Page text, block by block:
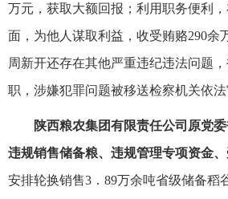
万元，获取大额回报；利用职务便利
面，为他人谋取利益，收受贿赂290余
周新开还存在其他严重违纪违法问题
职，涉嫌犯罪问题被移送检察机关依法
陕西粮农集团有限责任公司原党
违规销售储备粮、违规管理专项资金、
安排轮换销售3．89万余吨省级储备稻